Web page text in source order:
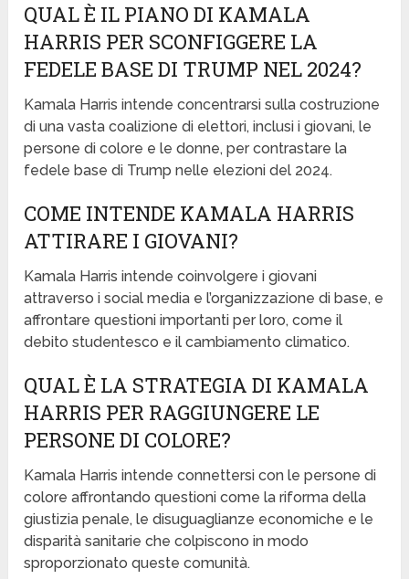
QUAL È IL PIANO DI KAMALA
HARRIS PER SCONFIGGERE LA
FEDELE BASE DI TRUMP NEL 2024?
Kamala Harris intende concentrarsi sulla costruzione
di una vasta coalizione di elettori, inclusi i giovani, le
persone di colore e le donne, per contrastare la
fedele base di Trump nelle elezioni del 2024.
COME INTENDE KAMALA HARRIS
ATTIRARE I GIOVANI?
Kamala Harris intende coinvolgere i giovani
attraverso i social media e l’organizzazione di base, e
affrontare questioni importanti per loro, come il
debito studentesco e il cambiamento climatico.
QUAL È LA STRATEGIA DI KAMALA
HARRIS PER RAGGIUNGERE LE
PERSONE DI COLORE?
Kamala Harris intende connettersi con le persone di
colore affrontando questioni come la riforma della
giustizia penale, le disuguaglianze economiche e le
disparità sanitarie che colpiscono in modo
sproporzionato queste comunità.